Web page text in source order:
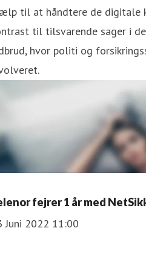
til at håndtere de digitale
til tilsvarende sager i
hvor politi og
fejrer 1 år med
Juni 2022 11:00